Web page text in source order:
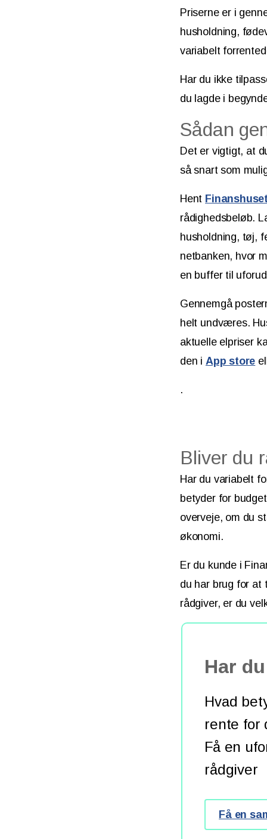
Priserne er i
husholdning,
variabelt
Har du ikke
du lagde i
Sådan
Det er vigtigt, at
så snart som
Hent
rådighedsbeløb.
husholdning, tøj,
netbanken, hvor
en buffer til
Gennemgå
helt undværes.
aktuelle elpriser
den i App store
.
Bliver du
Har du variabelt
betyder for
overveje, om du
økonomi.
Er du kunde i
du har brug for at
rådgiver, er du
Har
Hvad
rente for
Få en
rådgiver
Få en